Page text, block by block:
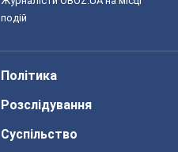
подій
Політика
Розслідування
Суспільство